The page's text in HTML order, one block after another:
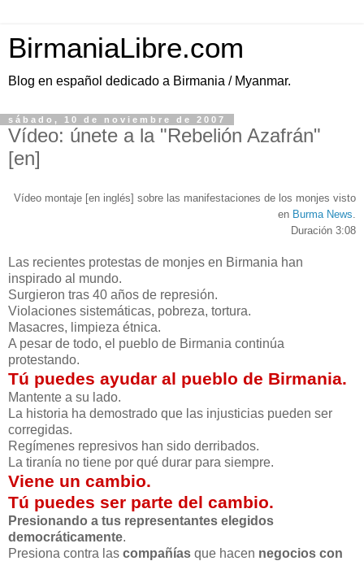
BirmaniaLibre.com
Blog en español dedicado a Birmania / Myanmar.
sábado, 10 de noviembre de 2007
Vídeo: únete a la "Rebelión Azafrán"
[en]
Vídeo montaje [en inglés] sobre las manifestaciones de los monjes visto
en Burma News
Duración 3:08
Las recientes protestas de monjes en Birmania han
inspirado al mundo.
Surgieron tras 40 años de represión.
Violaciones sistemáticas, pobreza, tortura.
Masacres, limpieza étnica.
A pesar de todo, el pueblo de Birmania continúa
protestando.
Tú puedes ayudar al pueblo de Birmania.
Mantente a su lado.
La historia ha demostrado que las injusticias pueden ser
corregidas.
Regímenes represivos han sido derribados.
La tiranía no tiene por qué durar para siempre.
Viene un cambio.
Tú puedes ser parte del cambio.
Presionando a tus representantes elegidos
democráticamente.
Presiona contra las compañías que hacen negocios con